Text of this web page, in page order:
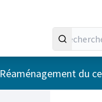
Réaménagement du